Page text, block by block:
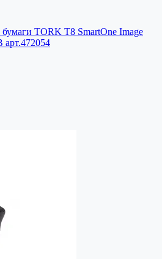
TORK T8 SmartOne Image
арт.472054